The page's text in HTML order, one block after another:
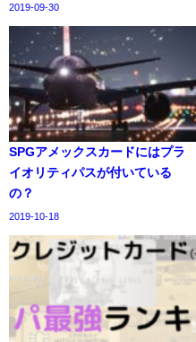
2019-09-30
SPGアメックスカードにはプラ
イオリティパスが付いている
の？
2019-10-18